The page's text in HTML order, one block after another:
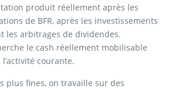
produit réellement après les
de BFR, après les investissements
les arbitrages de dividendes.
le cash réellement mobilisable
courante.
plus fines, on travaille sur des